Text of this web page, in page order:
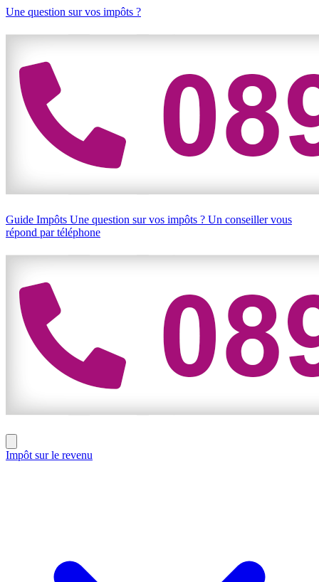
Une question sur vos impôts ?
Guide Impôts Une question sur vos impôts ? Un conseiller vous
répond par téléphone
Impôt sur le revenu